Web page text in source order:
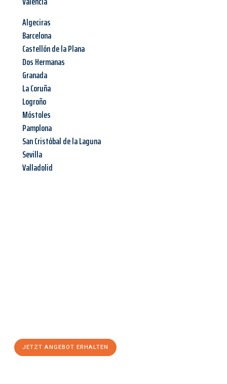
Algeciras
Barcelona
Castellón de la Plana
Dos Hermanas
Granada
La Coruña
Logroño
Móstoles
Pamplona
San Cristóbal de la Laguna
Sevilla
Valladolid
JETZT ANGEBOT ERHALTEN